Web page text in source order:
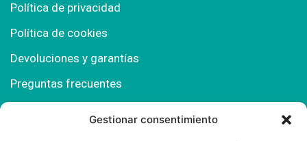
Gestionar consentimiento
Política de privacidad
Política de cookies
Devoluciones y garantías
Preguntas frecuentes